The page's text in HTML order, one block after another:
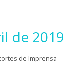
de 2019
de Imprensa